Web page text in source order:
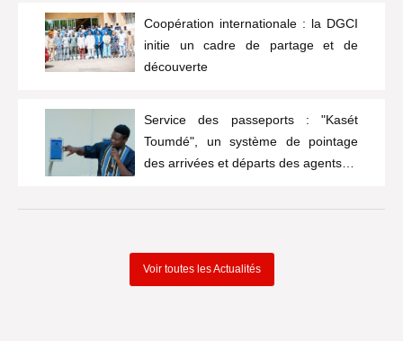
Coopération internationale : la DGCI
initie un cadre de partage et de
découverte
Service des passeports : "Kasét
Toumdé", un système de pointage
des arrivées et départs des agents…
Voir toutes les Actualités